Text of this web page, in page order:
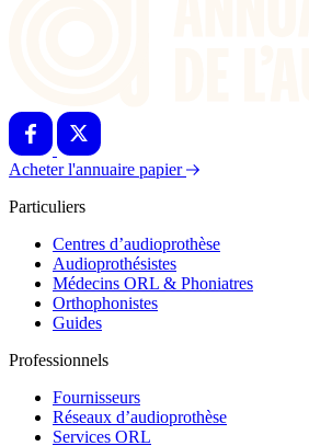
Acheter l'annuaire papier
Particuliers
Centres d’audioprothèse
Audioprothésistes
Médecins ORL & Phoniatres
Orthophonistes
Guides
Professionnels
Fournisseurs
Réseaux d’audioprothèse
Services ORL